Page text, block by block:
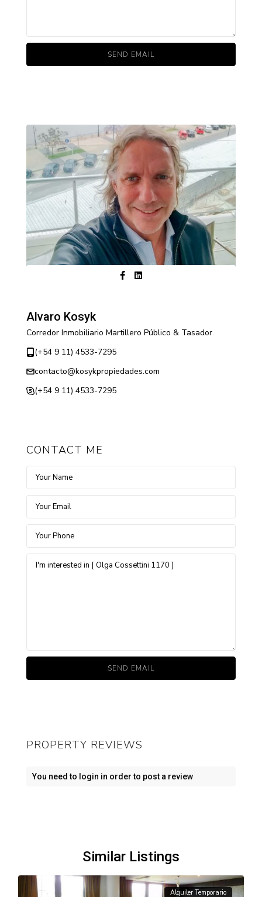
Alvaro Kosyk
Corredor Inmobiliario Martillero Público & Tasador
(+54 9 11) 4533-7295
contacto@kosykpropiedades.com
(+54 9 11) 4533-7295
CONTACT ME
PROPERTY REVIEWS
You need to login in order to post a review
Similar Listings
Alquiler Temporario